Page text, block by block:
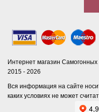
Интернет магазин
2015 - 2026
Вся информация на сайте
каких условиях не может